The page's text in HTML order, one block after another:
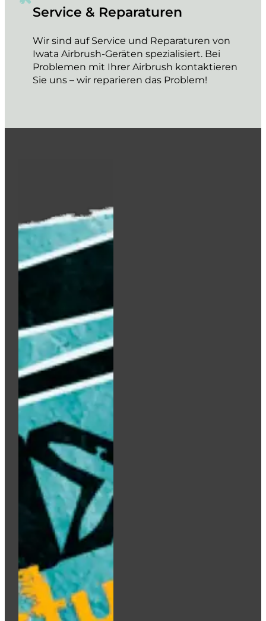
Service & Reparaturen
Wir sind auf Service und Reparaturen von
Iwata Airbrush-Geräten spezialisiert. Bei
Problemen mit Ihrer Airbrush kontaktieren
Sie uns – wir reparieren das Problem!